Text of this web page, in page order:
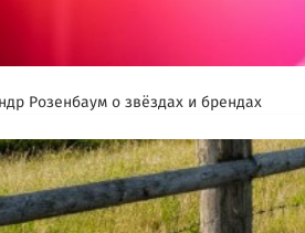
Розенбаум о звёздах и брендах